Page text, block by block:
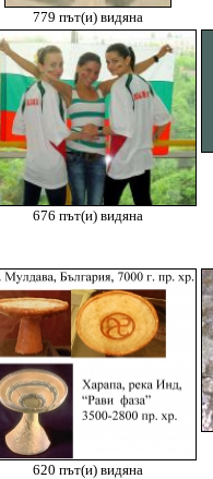
779 път(и) видяна
676 път(и) видяна
620 път(и) видяна